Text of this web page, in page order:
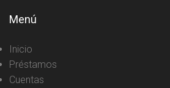
Menú
Inicio
Préstamos
Cuentas